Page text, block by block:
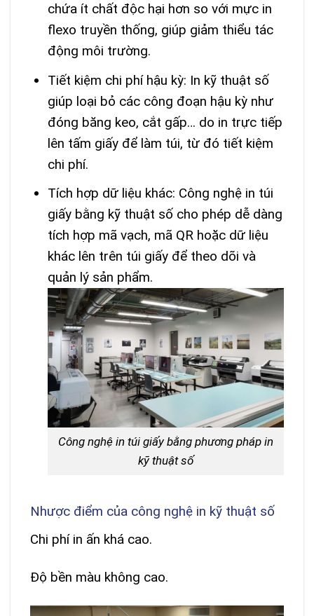
chứa ít chất độc hại hơn so với mực in
flexo truyền thống, giúp giảm thiểu tác
động môi trường.
Tiết kiệm chi phí hậu kỳ: In kỹ thuật số
giúp loại bỏ các công đoạn hậu kỳ như
đóng băng keo, cắt gấp… do in trực tiếp
lên tấm giấy để làm túi, từ đó tiết kiệm
chi phí.
Tích hợp dữ liệu khác: Công nghệ in túi
giấy bằng kỹ thuật số cho phép dễ dàng
tích hợp mã vạch, mã QR hoặc dữ liệu
khác lên trên túi giấy để theo dõi và
quản lý sản phẩm.
Công nghệ in túi giấy bằng phương pháp in
kỹ thuật số
Nhược điểm của công nghệ in kỹ thuật số
Chi phí in ấn khá cao.
Độ bền màu không cao.